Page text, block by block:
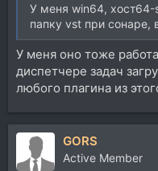
У меня win64, хост64-
папку vst при сонаре,
У меня оно тоже
диспетчере задач
любого плагина из
GORS
Active Member